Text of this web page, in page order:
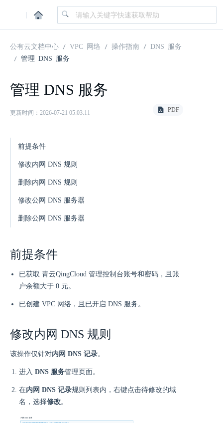
|
公有云文档中心 VPC 网络 操作指南
DNS 服务
管理 DNS 服务
管理 DNS 服务
更新时间：2026-07-21 05:03:11 PDF
前提条件
修改内网 DNS 规则
删除内网 DNS 规则
修改公网 DNS 服务器
删除公网 DNS 服务器
前提条件
已获取 青云QingCloud 管理控制台账号和密码，且账
户余额大于 0 元。
已创建 VPC 网络，且已开启 DNS 服务。
修改内网 DNS 规则
该操作仅针对内网 DNS 记录。
进入 DNS 服务管理页面。
在内网 DNS 记录规则列表内，右键点击待修改的域
名，选择修改。